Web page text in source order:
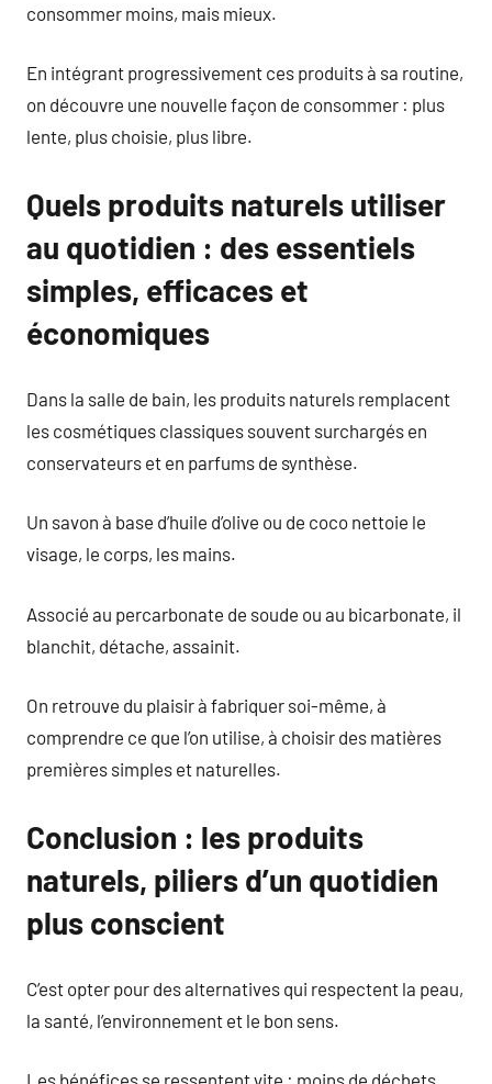
consommer moins, mais mieux.
En intégrant progressivement ces produits à sa routine,
on découvre une nouvelle façon de consommer : plus
lente, plus choisie, plus libre.
Quels produits naturels utiliser
au quotidien : des essentiels
simples, efficaces et
économiques
Dans la salle de bain, les produits naturels remplacent
les cosmétiques classiques souvent surchargés en
conservateurs et en parfums de synthèse.
Un savon à base d’huile d’olive ou de coco nettoie le
visage, le corps, les mains.
Associé au percarbonate de soude ou au bicarbonate, il
blanchit, détache, assainit.
On retrouve du plaisir à fabriquer soi-même, à
comprendre ce que l’on utilise, à choisir des matières
premières simples et naturelles.
Conclusion : les produits
naturels, piliers d’un quotidien
plus conscient
C’est opter pour des alternatives qui respectent la peau,
la santé, l’environnement et le bon sens.
Les bénéfices se ressentent vite : moins de déchets,